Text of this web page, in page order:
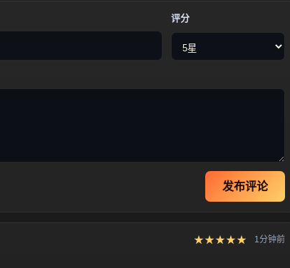
评分
发布评论
★★★★★ 1分钟前